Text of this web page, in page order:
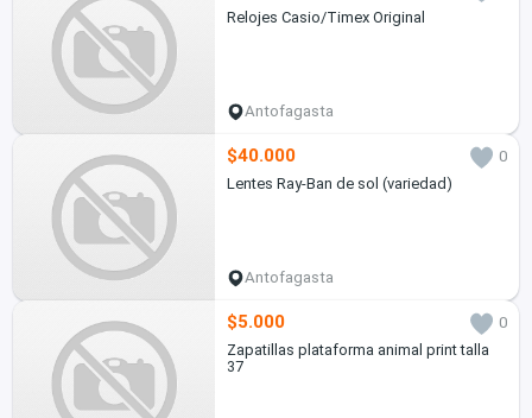
Relojes Casio/Timex Original
Antofagasta
$40.000
0
Lentes Ray-Ban de sol (variedad)
Antofagasta
$5.000
0
Zapatillas plataforma animal print talla
37